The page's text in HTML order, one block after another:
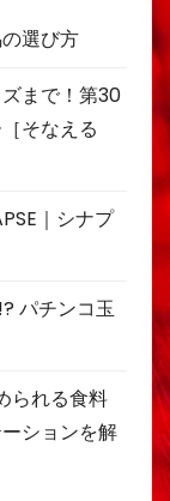
選び方
まで！第30
そなえる
｜シナプ
パチンコ玉
られる食料
ションを解